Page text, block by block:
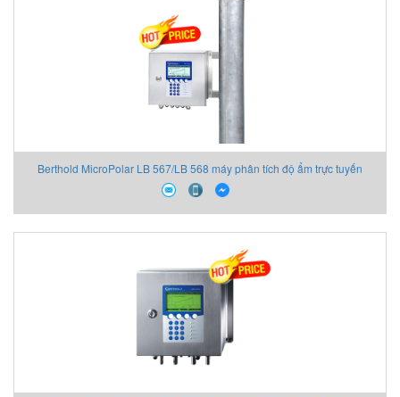
Berthold MicroPolar LB 567/LB 568 máy phân tích độ ẩm trực tuyến